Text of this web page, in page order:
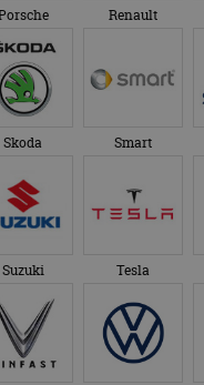
Renault
Skoda Smart
Suzuki Tesla